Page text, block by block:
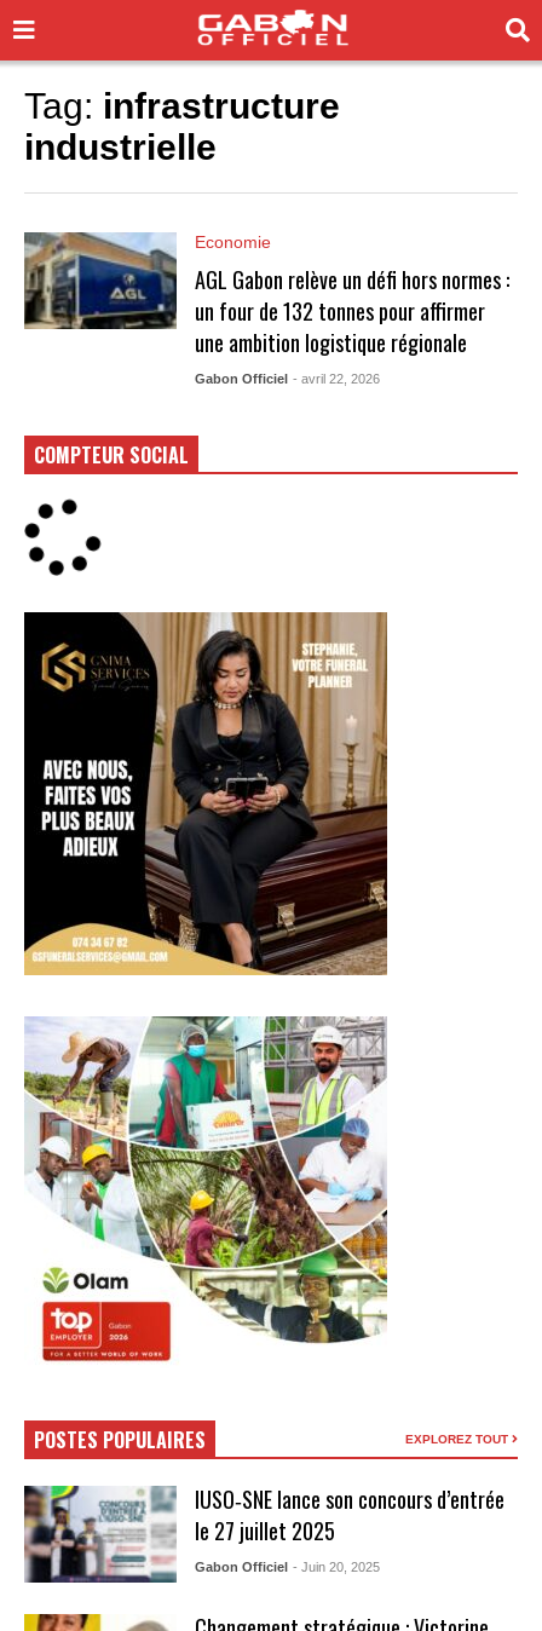
Tag: infrastructure
industrielle
Economie
AGL Gabon relève un défi hors normes :
un four de 132 tonnes pour affirmer
une ambition logistique régionale
Gabon Officiel - avril 22, 2026
COMPTEUR SOCIAL
POSTES POPULAIRES EXPLOREZ TOUT
IUSO‑SNE lance son concours d’entrée
le 27 juillet 2025
Gabon Officiel - Juin 20, 2025